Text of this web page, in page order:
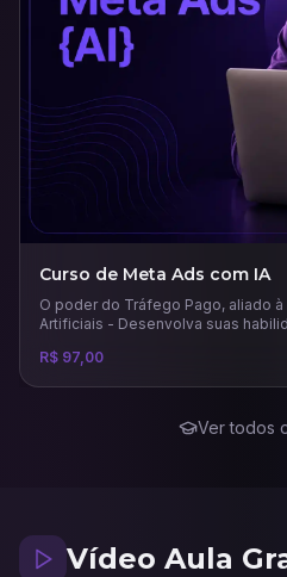
Curso de Meta Ads com IA
O poder do Tráfego Pago, aliado
Artificiais - Desenvolva suas
este mercado.
R$ 97,00
Ver todos
Vídeo Aula